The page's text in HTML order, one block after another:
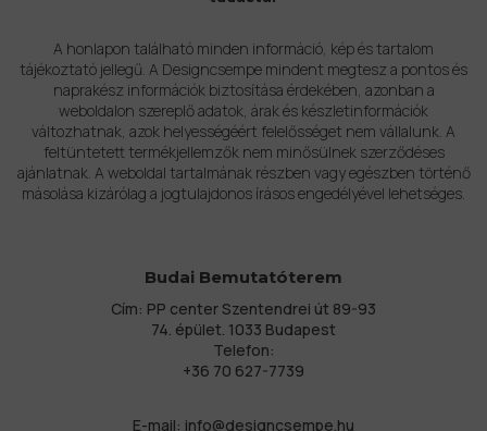
A honlapon található minden információ, kép és tartalom
tájékoztató jellegű. A Designcsempe mindent megtesz a pontos és
naprakész információk biztosítása érdekében, azonban a
weboldalon szereplő adatok, árak és készletinformációk
változhatnak, azok helyességéért felelősséget nem vállalunk. A
feltüntetett termékjellemzők nem minősülnek szerződéses
ajánlatnak. A weboldal tartalmának részben vagy egészben történő
másolása kizárólag a jogtulajdonos írásos engedélyével lehetséges.
Budai Bemutatóterem
Cím: PP center Szentendrei út 89-93
74. épület. 1033 Budapest
Telefon:
+36 70 627-7739
E-mail: info@designcsempe.hu